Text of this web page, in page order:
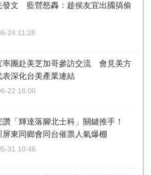
發文 藍營怒轟：趁侯友宜出國搞偷
24 11:28
率團赴美芝加哥參訪交流 會見美方
表深化台美產業連結
22 16:00
讚「輝達落腳北士科」關鍵推手！
屏東同鄉會同台催票人氣爆棚
31 10:46